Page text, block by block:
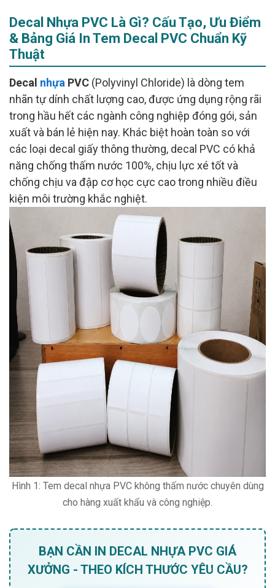
Decal Nhựa PVC Là Gì? Cấu Tạo, Ưu Điểm
& Bảng Giá In Tem Decal PVC Chuẩn Kỹ
Thuật
Decal nhựa PVC (Polyvinyl Chloride) là dòng tem
nhãn tự dính chất lượng cao, được ứng dụng rộng rãi
trong hầu hết các ngành công nghiệp đóng gói, sản
xuất và bán lẻ hiện nay. Khác biệt hoàn toàn so với
các loại decal giấy thông thường, decal PVC có khả
năng chống thấm nước 100%, chịu lực xé tốt và
chống chịu va đập cơ học cực cao trong nhiều điều
kiện môi trường khắc nghiệt.
Hình 1: Tem decal nhựa PVC không thấm nước chuyên dùng
cho hàng xuất khẩu và công nghiệp.
BẠN CẦN IN DECAL NHỰA PVC GIÁ
XƯỞNG - THEO KÍCH THƯỚC YÊU CẦU?